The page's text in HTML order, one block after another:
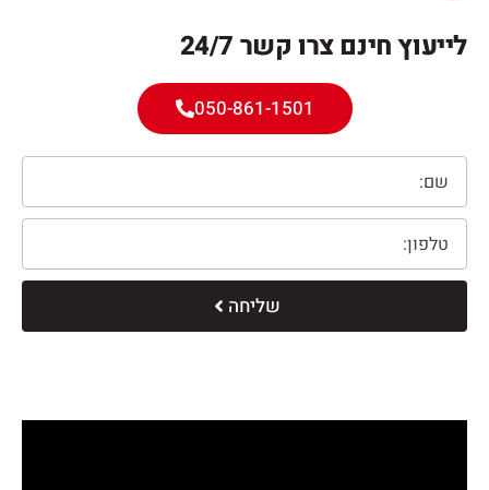
לייעוץ חינם צרו קשר 24/7
050-861-1501
שליחה